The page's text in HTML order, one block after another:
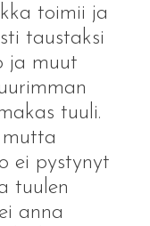
toimii ja
taustaksi
ja muut
tuuli.
mutta
ei pystynyt
tuulen
anna